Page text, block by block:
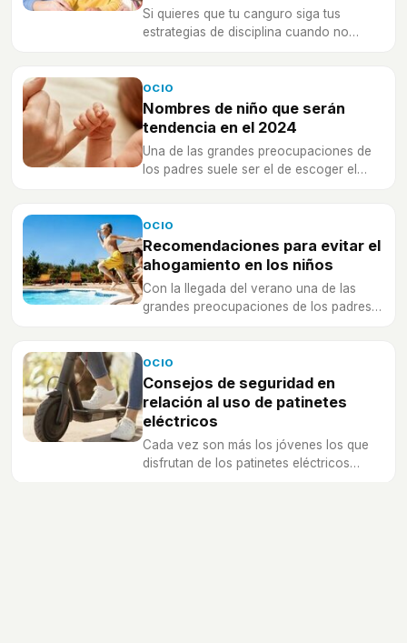
Si quieres que tu canguro siga tus
estrategias de disciplina cuando no
OCIO
Nombres de niño que serán
tendencia en el 2024
Una de las grandes preocupaciones de
los padres suele ser el de escoger el
OCIO
Recomendaciones para evitar el
ahogamiento en los niños
Con la llegada del verano una de las
grandes preocupaciones de los padres
OCIO
Consejos de seguridad en
relación al uso de patinetes
eléctricos
Cada vez son más los jóvenes los que
disfrutan de los patinetes eléctricos